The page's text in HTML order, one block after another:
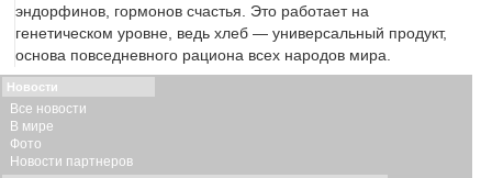
эндорфинов, гормонов счастья. Это работает на
генетическом уровне, ведь хлеб — универсальный продукт,
основа повседневного рациона всех народов мира.
Новости
Все новости
В мире
Фото
Новости партнеров